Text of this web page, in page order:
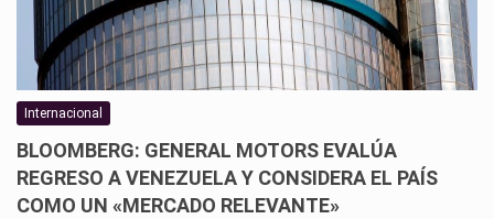
Internacional
BLOOMBERG: GENERAL MOTORS EVALÚA
REGRESO A VENEZUELA Y CONSIDERA EL PAÍS
COMO UN «MERCADO RELEVANTE»